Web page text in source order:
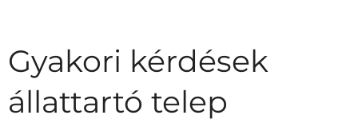
Gyakori kérdések
állattartó telep